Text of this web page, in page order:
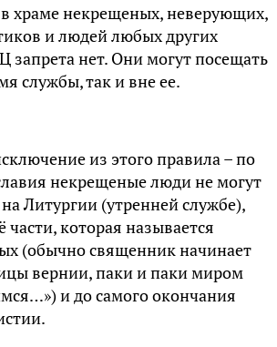
храме некрещеных, неверующих,
и людей любых других
запрета нет. Они могут посещать
службы, так и вне ее.
из этого правила – по
некрещеные люди не могут
Литургии (утренней службе),
части, которая называется
(обычно священник начинает
вернии, паки и паки миром
и до самого окончания